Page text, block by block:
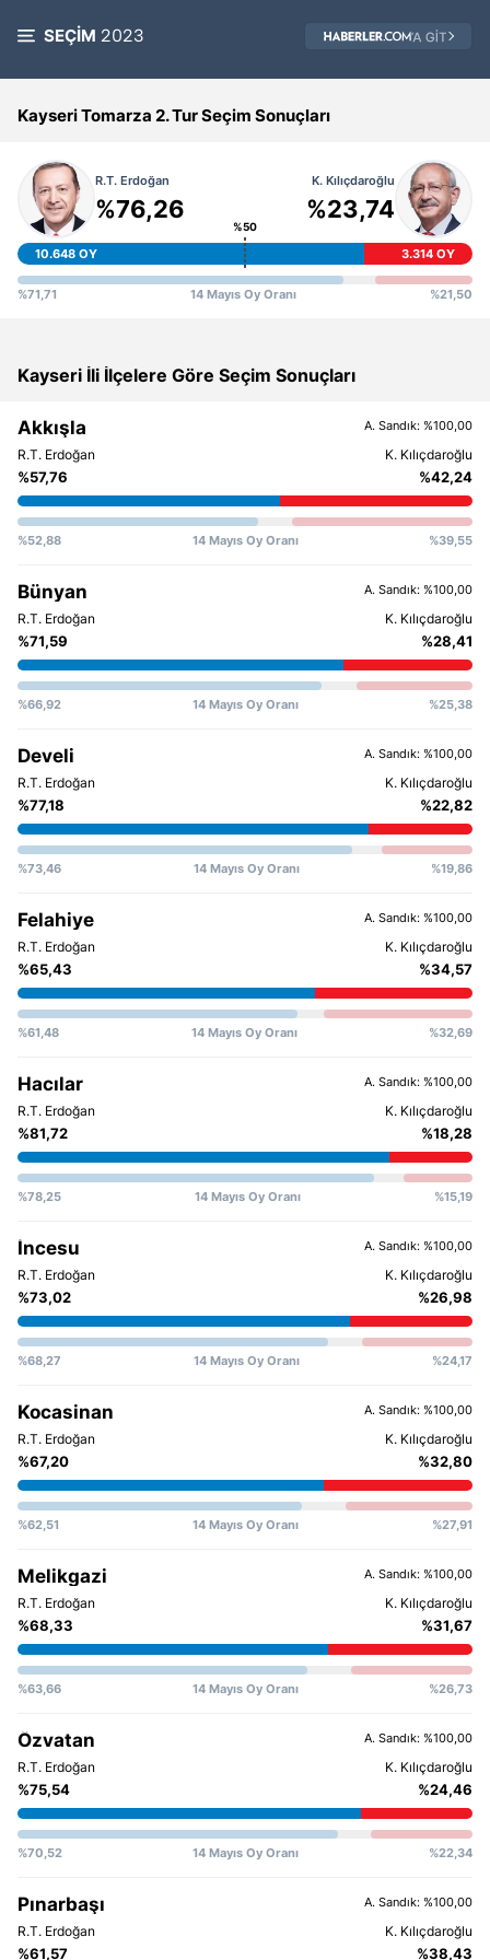
SEÇİM 2023
Kayseri Tomarza 2. Tur Seçim Sonuçları
%76,26 %23,74
%50
10.648 OY 3.314 OY
%71,71 14 Mayıs Oy Oranı %21,50
Kayseri İli İlçelere Göre Seçim Sonuçları
Akkışla
%57,76
%52,88 14 Mayıs Oy Oranı %39,55
%42,24
A. Sandık: %100,00
Bünyan
%71,59
%66,92 14 Mayıs Oy Oranı %25,38
%28,41
A. Sandık: %100,00
Develi
%77,18
%73,46 14 Mayıs Oy Oranı %19,86
%22,82
A. Sandık: %100,00
Felahiye
%65,43
%61,48 14 Mayıs Oy Oranı %32,69
%34,57
A. Sandık: %100,00
Hacılar
%81,72
%78,25 14 Mayıs Oy Oranı %15,19
%18,28
A. Sandık: %100,00
İncesu
%73,02
%68,27 14 Mayıs Oy Oranı %24,17
%26,98
A. Sandık: %100,00
Kocasinan
%67,20
%62,51 14 Mayıs Oy Oranı %27,91
%32,80
A. Sandık: %100,00
Melikgazi
%68,33
%63,66 14 Mayıs Oy Oranı %26,73
%31,67
A. Sandık: %100,00
Özvatan
%75,54
%70,52 14 Mayıs Oy Oranı %22,34
%24,46
A. Sandık: %100,00
Pınarbaşı
%61,57 %38,43
A. Sandık: %100,00